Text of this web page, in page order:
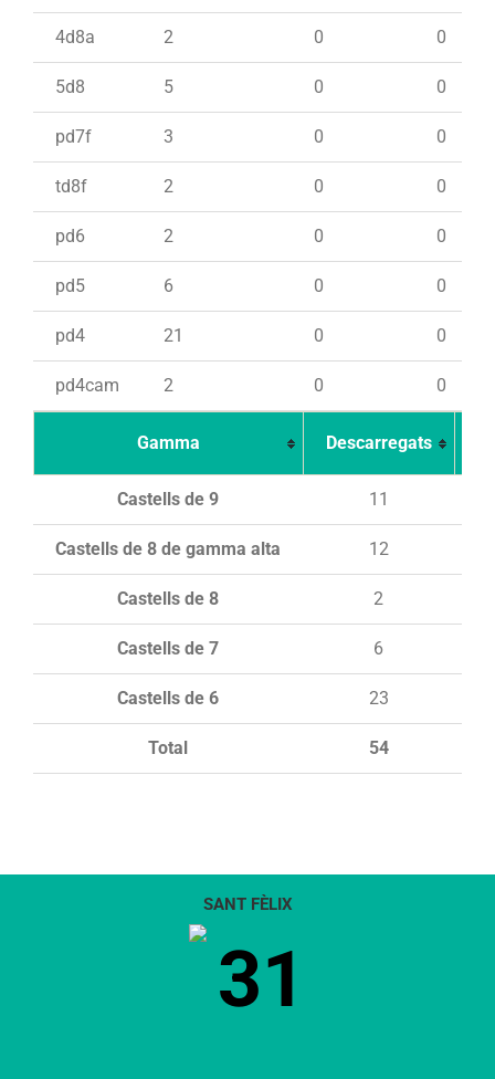
4d8a 2 0 0
5d8 5 0 0
pd7f 3 0 0
td8f 2 0 0
pd6 2 0 0
pd5 6 0 0
pd4 21 0 0
pd4cam 2 0 0
Gamma Descarregats
Total 54
Castells de 9 11
Castells de 8 de gamma alta 12
Castells de 8 2
Castells de 7 6
Castells de 6 23
SANT FÈLIX
31